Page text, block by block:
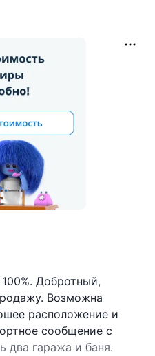
Добротный,
Возможна
расположение и
сообщение с
два гаража и баня.